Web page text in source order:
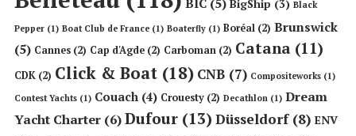
BigShip (3) Black
Pepper (1) Boat Club de France (1) Boaterfly (1) Boréal (2) Brunswick
(5) Cannes (2) Cap d'Agde (2) Carboman (2) Catana (11)
CDK (2) Click & Boat (18) CNB (7) Compositeworks (1)
Contest Yachts (1) Couach (4) Crouesty (2) Decathlon (1) Dream
Yacht Charter (6)Dufour (13) Düsseldorf(8) ENV